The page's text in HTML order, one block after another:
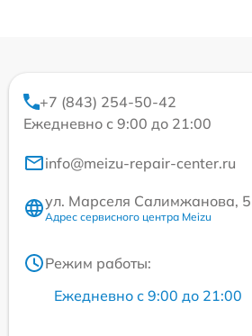
+7 (843) 254-50-42
Ежедневно с 9:00 до 21:00
info@meizu-repair-center.ru
ул. Марселя Салимжанова, 5
Адрес сервисного центра Meizu
Режим работы:
Ежедневно с 9:00 до 21:00